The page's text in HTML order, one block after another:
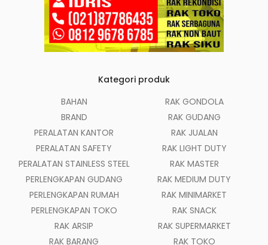
Kategori produk
BAHAN
BRAND
PERALATAN KANTOR
PERALATAN SAFETY
PERALATAN STAINLESS STEEL
PERLENGKAPAN GUDANG
PERLENGKAPAN RUMAH
PERLENGKAPAN TOKO
RAK ARSIP
RAK BARANG
RAK GONDOLA
RAK GUDANG
RAK JUALAN
RAK LIGHT DUTY
RAK MASTER
RAK MEDIUM DUTY
RAK MINIMARKET
RAK SNACK
RAK SUPERMARKET
RAK TOKO